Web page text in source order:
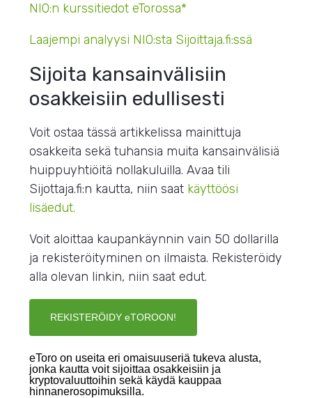
NIO:n kurssitiedot eTorossa*
Laajempi analyysi NIO:sta Sijoittaja.fi:ssä
Sijoita kansainvälisiin
osakkeisiin edullisesti
Voit ostaa tässä artikkelissa mainittuja
osakkeita sekä tuhansia muita kansainvälisiä
huippuyhtiöitä nollakuluilla. Avaa tili
Sijottaja.fi:n kautta, niin saat käyttöösi
lisäedut.
Voit aloittaa kaupankäynnin vain 50 dollarilla
ja rekisteröityminen on ilmaista. Rekisteröidy
alla olevan linkin, niin saat edut.
REKISTERÖIDY eTOROON!
eToro on useita eri omaisuuseriä tukeva alusta,
jonka kautta voit sijoittaa osakkeisiin ja
kryptovaluuttoihin sekä käydä kauppaa
hinnanerosopimuksilla.